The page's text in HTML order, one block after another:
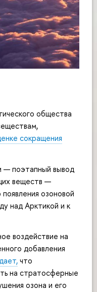
общества
сокращения
— поэтапный вывод
веществ —
озоновой
над Арктикой и к
воздействие на
добавления
что
на стратосферные
озона и его